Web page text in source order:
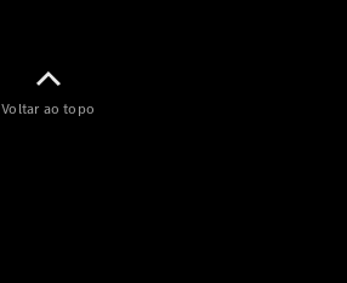
Voltar ao topo